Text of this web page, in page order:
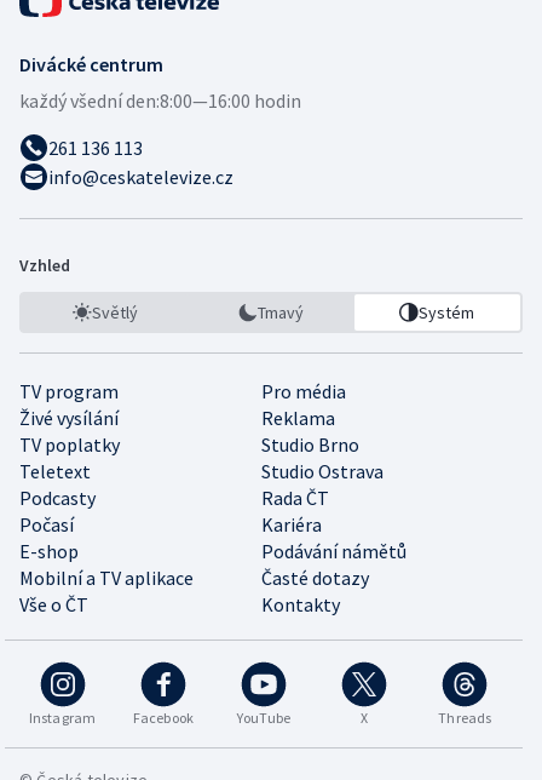
Divácké centrum
každý všední den:8:00—16:00 hodin
261 136 113
info@ceskatelevize.cz
Vzhled
Světlý Tmavý Systém
TV program
Pro média
Živé vysílání
Reklama
TV poplatky
Studio Brno
Teletext
Studio Ostrava
Podcasty
Rada ČT
Počasí
Kariéra
E-shop
Podávání námětů
Mobilní a TV aplikace
Časté dotazy
Vše o ČT
Kontakty
Instagram Facebook YouTube X Threads